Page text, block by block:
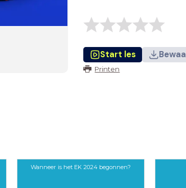
Start les
Printen
Wanneer is het EK 2024 begonnen?